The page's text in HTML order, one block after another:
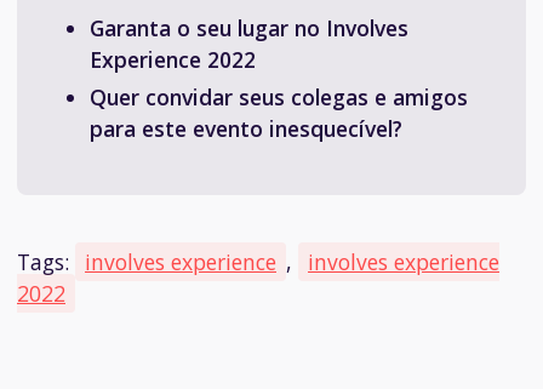
Garanta o seu lugar no Involves
Experience 2022
Quer convidar seus colegas e amigos
para este evento inesquecível?
Tags: involves experience ,
involves experience
2022